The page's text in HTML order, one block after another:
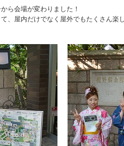
ら会場が変わりました！
、屋内だけでなく屋外でもたくさん楽